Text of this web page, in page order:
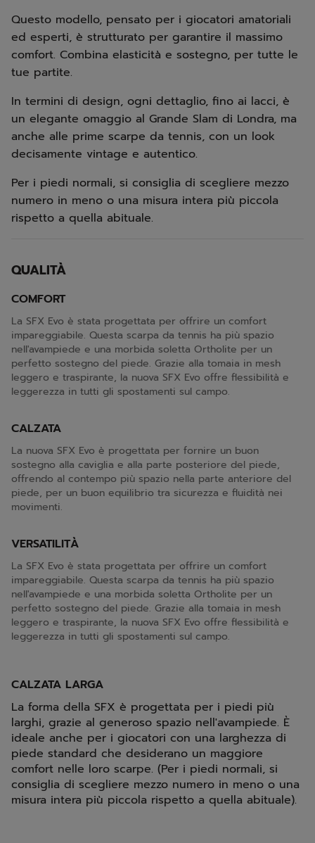
Questo modello, pensato per i giocatori amatoriali
ed esperti, è strutturato per garantire il massimo
comfort. Combina elasticità e sostegno, per tutte le
tue partite.
In termini di design, ogni dettaglio, fino ai lacci, è
un elegante omaggio al Grande Slam di Londra, ma
anche alle prime scarpe da tennis, con un look
decisamente vintage e autentico.
Per i piedi normali, si consiglia di scegliere mezzo
numero in meno o una misura intera più piccola
rispetto a quella abituale.
QUALITÀ
COMFORT
La SFX Evo è stata progettata per offrire un comfort
impareggiabile. Questa scarpa da tennis ha più spazio
nell'avampiede e una morbida soletta Ortholite per un
perfetto sostegno del piede. Grazie alla tomaia in mesh
leggero e traspirante, la nuova SFX Evo offre flessibilità e
leggerezza in tutti gli spostamenti sul campo.
CALZATA
La nuova SFX Evo è progettata per fornire un buon
sostegno alla caviglia e alla parte posteriore del piede,
offrendo al contempo più spazio nella parte anteriore del
piede, per un buon equilibrio tra sicurezza e fluidità nei
movimenti.
VERSATILITÀ
La SFX Evo è stata progettata per offrire un comfort
impareggiabile. Questa scarpa da tennis ha più spazio
nell'avampiede e una morbida soletta Ortholite per un
perfetto sostegno del piede. Grazie alla tomaia in mesh
leggero e traspirante, la nuova SFX Evo offre flessibilità e
leggerezza in tutti gli spostamenti sul campo.
CALZATA LARGA
La forma della SFX è progettata per i piedi più
larghi, grazie al generoso spazio nell'avampiede. È
ideale anche per i giocatori con una larghezza di
piede standard che desiderano un maggiore
comfort nelle loro scarpe. (Per i piedi normali, si
consiglia di scegliere mezzo numero in meno o una
misura intera più piccola rispetto a quella abituale).